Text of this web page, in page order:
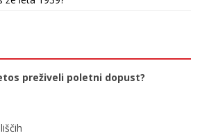
preživeli poletni dopust?